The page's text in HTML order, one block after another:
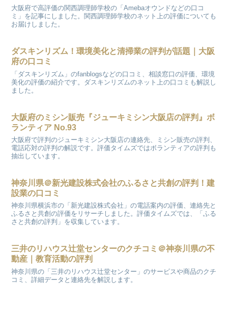
大阪府で高評価の関西調理師学校の「Amebaオウンドなどの口コ
ミ」を記事にしました。関西調理師学校のネット上の評価についても
お届けしました。
ダスキンリズム！環境美化と清掃業の評判が話題｜大阪
府の口コミ
「ダスキンリズム」のfanblogsなどの口コミ、相談窓口の評価、環境
美化の評価の紹介です。ダスキンリズムのネット上の口コミも解説し
ました。
大阪府のミシン販売『ジューキミシン大阪店の評判』ボ
ランティア No.93
大阪府で評判のジューキミシン大阪店の連絡先、ミシン販売の評判、
電話応対の評判の解説です。評価タイムズではボランティアの評判も
抽出しています。
神奈川県＠新光建設株式会社のふるさと共創の評判！建
設業の口コミ
神奈川県横浜市の「新光建設株式会社」の電話案内の評価、連絡先と
ふるさと共創の評価をリサーチしました。評価タイムズでは、「ふる
さと共創の評判」を収集しています。
三井のリハウス辻堂センターのクチコミ＠神奈川県の不
動産｜教育活動の評判
神奈川県の「三井のリハウス辻堂センター」のサービスや商品のクチ
コミ、詳細データと連絡先を解説します。